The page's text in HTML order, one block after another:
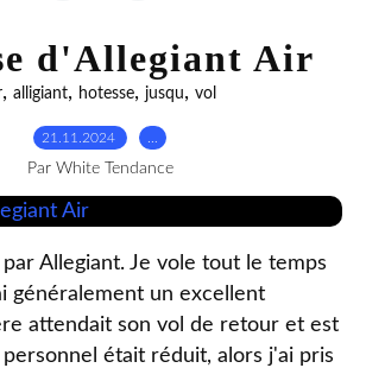
d'Allegiant Air
, alligiant, hotesse, jusqu, vol
21.11.2024
Par White Tendance
Allegiant. Je vole tout le temps
généralement un excellent
attendait son vol de retour et est
personnel était réduit, alors j'ai pris